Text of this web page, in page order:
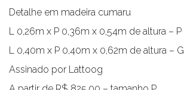
Cadeiras sem braço
Chaises
Carro Bar
Coleção Resort
Puffs
Sofás
Detalhe em madeira cumaru
L 0,26m x P 0,36m x 0,54m de altura – P
L 0,40m x P 0,40m x 0,62m de altura – G
Assinado por Lattoog